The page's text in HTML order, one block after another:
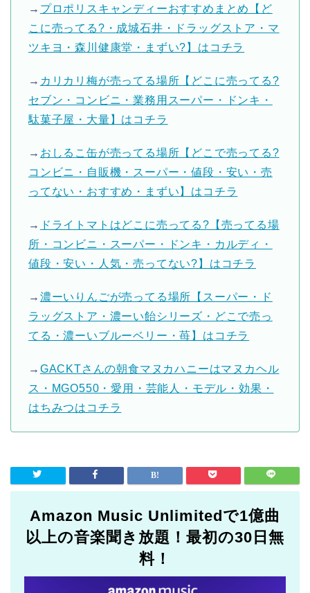
→ プロポリスキャンディーおすすめまとめ【ど
こに売ってる?・成城石井・ドラッグストア・マ
ツキヨ・森川健康堂・まずい?】はコチラ
→ カリカリ梅が売ってる場所【どこに売ってる?
セブン・コンビニ・業務用スーパー・ドンキ・
駄菓子屋・大量】はコチラ
→ おしるこ缶が売ってる場所【どこで売ってる?
コンビニ・自販機・スーパー・値段・安い・売
ってない・おすすめ・まずい】はコチラ
→ ドライトマトはどこに売ってる?【売ってる場
所・コンビニ・スーパー・ドンキ・カルディ・
値段・安い・人気・売ってない?】はコチラ
→ 濃ーいりんごが売ってる場所【スーパー・ド
ラッグストア・濃ーい飴シリーズ・どこで売っ
てる・濃ーいブルーベリー・苺】はコチラ
→ GACKTさんの朝食マヌカハニーはマヌカヘル
ス・MGO550・愛用・芸能人・モデル・効果・
はちみつはコチラ
Amazon Music Unlimitedで1億曲
以上の音楽聞き放題！最初の30日無
料！